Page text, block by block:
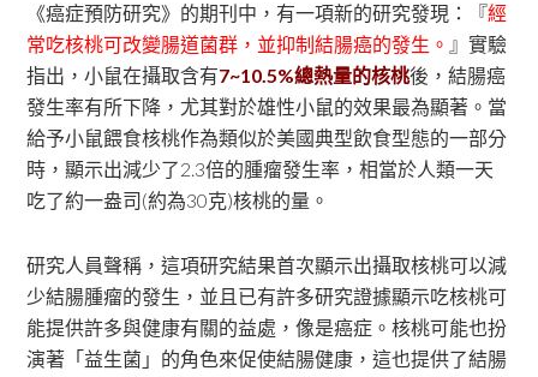
《癌症預防研究》的期刊中，有一項新的研究發現：『經
常吃核桃可改變腸道菌群，並抑制結腸癌的發生。 』實驗
指出，小鼠在攝取含有7~10.5%總熱量的核桃後，結腸癌
發生率有所下降，尤其對於雄性小鼠的效果最為顯著。當
給予小鼠餵食核桃作為類似於美國典型飲食型態的一部分
時，顯示出減少了2.3倍的腫瘤發生率，相當於人類一天
吃了約一盎司(約為30克)核桃的量。
研究人員聲稱，這項研究結果首次顯示出攝取核桃可以減
少結腸腫瘤的發生，並且已有許多研究證據顯示吃核桃可
能提供許多與健康有關的益處，像是癌症。核桃可能也扮
演著「益生菌」的角色來促使結腸健康，這也提供了結腸